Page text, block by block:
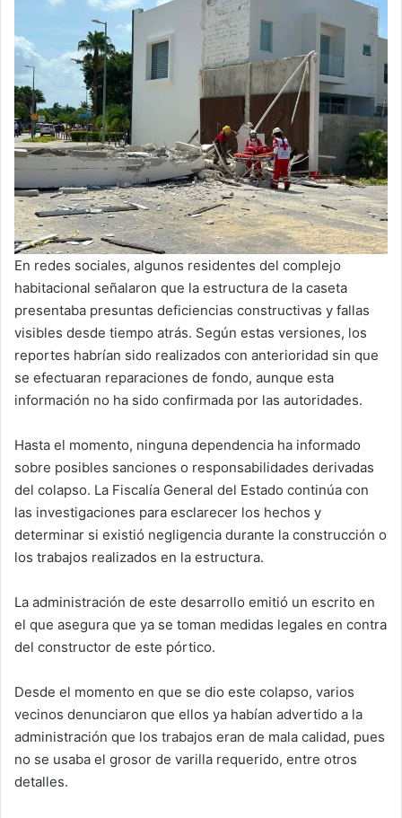
En redes sociales, algunos residentes del complejo
habitacional señalaron que la estructura de la caseta
presentaba presuntas deficiencias constructivas y fallas
visibles desde tiempo atrás. Según estas versiones, los
reportes habrían sido realizados con anterioridad sin que
se efectuaran reparaciones de fondo, aunque esta
información no ha sido confirmada por las autoridades.
Hasta el momento, ninguna dependencia ha informado
sobre posibles sanciones o responsabilidades derivadas
del colapso. La Fiscalía General del Estado continúa con
las investigaciones para esclarecer los hechos y
determinar si existió negligencia durante la construcción o
los trabajos realizados en la estructura.
La administración de este desarrollo emitió un escrito en
el que asegura que ya se toman medidas legales en contra
del constructor de este pórtico.
Desde el momento en que se dio este colapso, varios
vecinos denunciaron que ellos ya habían advertido a la
administración que los trabajos eran de mala calidad, pues
no se usaba el grosor de varilla requerido, entre otros
detalles.